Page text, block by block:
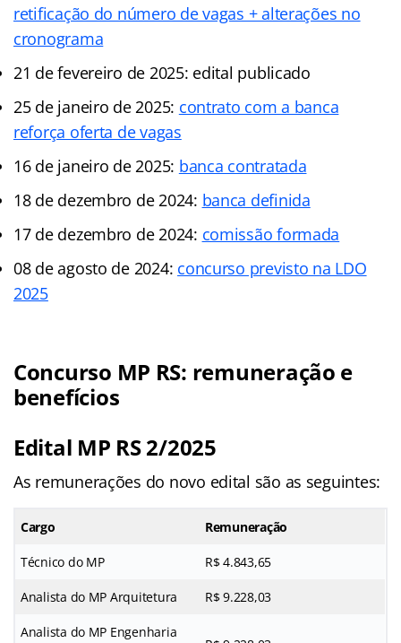
retificação do número de vagas + alterações no
cronograma
21 de fevereiro de 2025: edital publicado
25 de janeiro de 2025: contrato com a banca
reforça oferta de vagas
16 de janeiro de 2025: banca contratada
18 de dezembro de 2024: banca definida
17 de dezembro de 2024: comissão formada
08 de agosto de 2024: concurso previsto na LDO
2025
Concurso MP RS: remuneração e
benefícios
Edital MP RS 2/2025
As remunerações do novo edital são as seguintes:
Cargo Remuneração
Técnico do MP R$ 4.843,65
Analista do MP Arquitetura R$ 9.228,03
Analista do MP Engenharia